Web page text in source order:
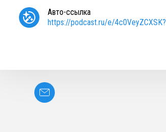
Авто-ссылка
https://podcast.ru/e/